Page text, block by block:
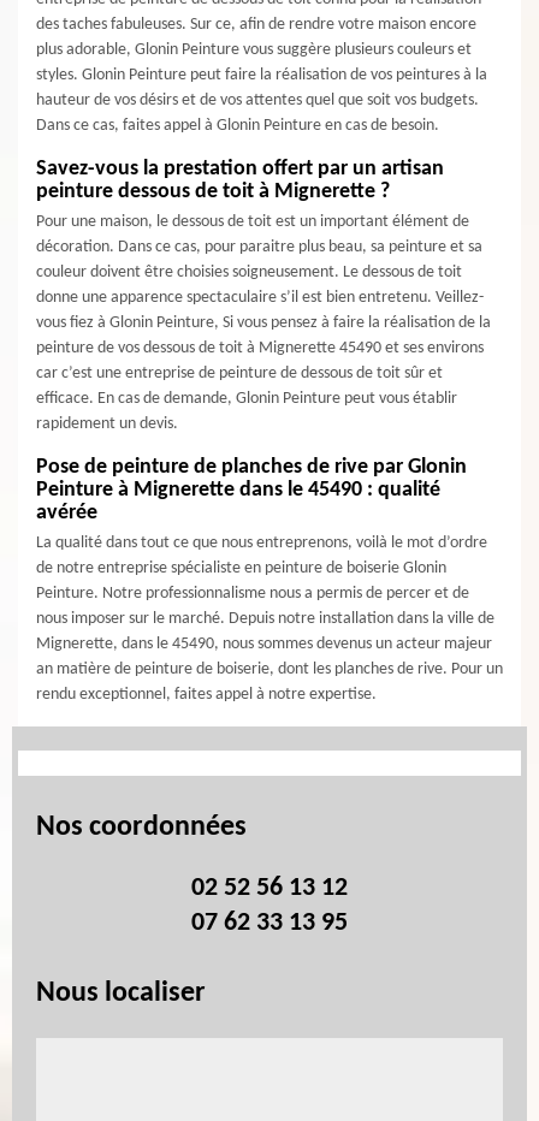
des taches fabuleuses. Sur ce, afin de rendre votre maison encore
plus adorable, Glonin Peinture vous suggère plusieurs couleurs et
styles. Glonin Peinture peut faire la réalisation de vos peintures à la
hauteur de vos désirs et de vos attentes quel que soit vos budgets.
Dans ce cas, faites appel à Glonin Peinture en cas de besoin.
Savez-vous la prestation offert par un artisan
peinture dessous de toit à Mignerette ?
Pour une maison, le dessous de toit est un important élément de
décoration. Dans ce cas, pour paraitre plus beau, sa peinture et sa
couleur doivent être choisies soigneusement. Le dessous de toit
donne une apparence spectaculaire s’il est bien entretenu. Veillez-
vous fiez à Glonin Peinture, Si vous pensez à faire la réalisation de la
peinture de vos dessous de toit à Mignerette 45490 et ses environs
car c’est une entreprise de peinture de dessous de toit sûr et
efficace. En cas de demande, Glonin Peinture peut vous établir
rapidement un devis.
Pose de peinture de planches de rive par Glonin
Peinture à Mignerette dans le 45490 : qualité
avérée
La qualité dans tout ce que nous entreprenons, voilà le mot d’ordre
de notre entreprise spécialiste en peinture de boiserie Glonin
Peinture. Notre professionnalisme nous a permis de percer et de
nous imposer sur le marché. Depuis notre installation dans la ville de
Mignerette, dans le 45490, nous sommes devenus un acteur majeur
an matière de peinture de boiserie, dont les planches de rive. Pour un
rendu exceptionnel, faites appel à notre expertise.
Nos coordonnées
02 52 56 13 12
07 62 33 13 95
Nous localiser